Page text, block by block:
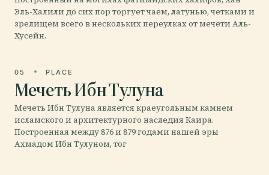
Эль-Халили до сих пор торгует чаем, латунью, четками и
зрелищем всего в нескольких переулках от мечети Аль-
Хусейн.
05 PLACE
Мечеть Ибн Тулуна
Мечеть Ибн Тулуна является краеугольным камнем
исламского и архитектурного наследия Каира.
Построенная между 876 и 879 годами нашей эры
Ахмадом Ибн Тулуном, тог